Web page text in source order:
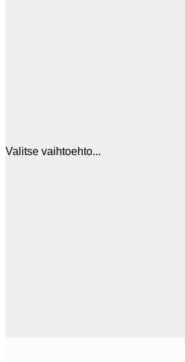
Valitse vaihtoehto...